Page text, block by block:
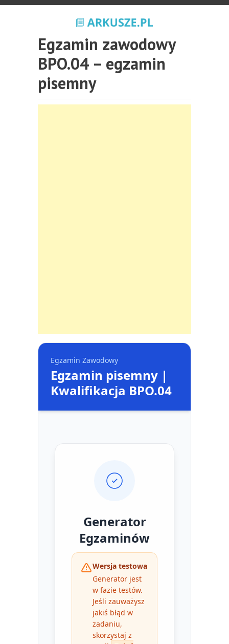
Egzamin zawodowy
BPO.04 – egzamin
pisemny